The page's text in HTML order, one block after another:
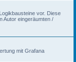
vor. Diese
Autor eingeräumten /
mit Grafana